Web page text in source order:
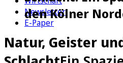
Newsletter
E-Paper
den Kölner
Natur, Geister